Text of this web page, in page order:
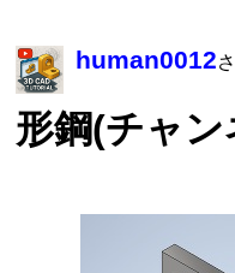
human0012
形鋼(チャン